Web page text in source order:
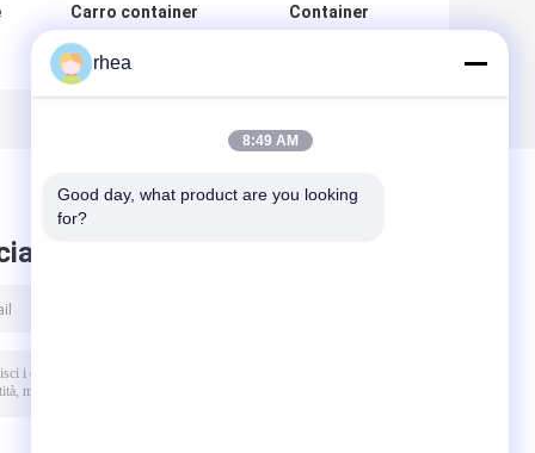
Carro container
piatto carico
merci multiple
Container
standard
messaggio
rhea
8:49 AM
Good day, what product are you looking
for?